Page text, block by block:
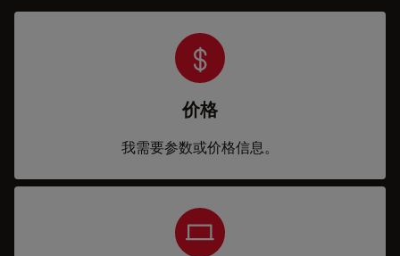
价格
我需要参数或价格信息。